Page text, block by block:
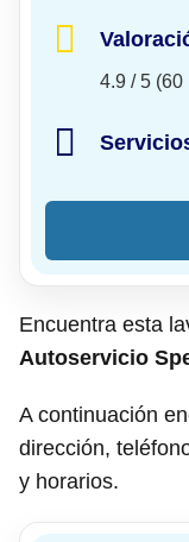
4.9 / 5 (60
Encuentra esta
Autoservicio
A continuación
dirección,
y horarios.